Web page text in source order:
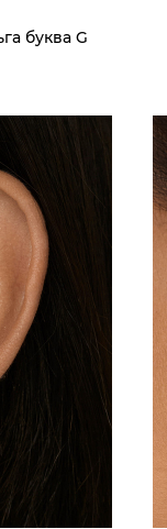
буква G